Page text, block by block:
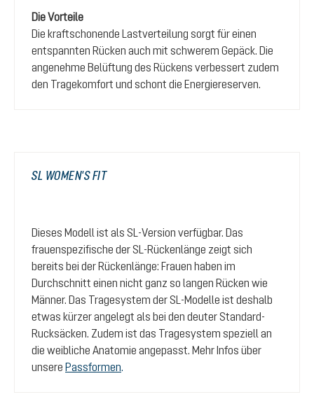
Die Vorteile
Die kraftschonende Lastverteilung sorgt für einen
entspannten Rücken auch mit schwerem Gepäck. Die
angenehme Belüftung des Rückens verbessert zudem
den Tragekomfort und schont die Energiereserven.
SL WOMEN'S FIT
Dieses Modell ist als SL-Version verfügbar. Das
frauenspezifische der SL-Rückenlänge zeigt sich
bereits bei der Rückenlänge: Frauen haben im
Durchschnitt einen nicht ganz so langen Rücken wie
Männer. Das Tragesystem der SL-Modelle ist deshalb
etwas kürzer angelegt als bei den deuter Standard-
Rucksäcken. Zudem ist das Tragesystem speziell an
die weibliche Anatomie angepasst. Mehr Infos über
unsere Passformen.